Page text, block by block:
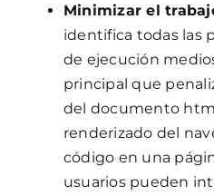
Minimizar el
identifica todas las
de ejecución
principal que
del documento
renderizado del
código en una
usuarios pueden